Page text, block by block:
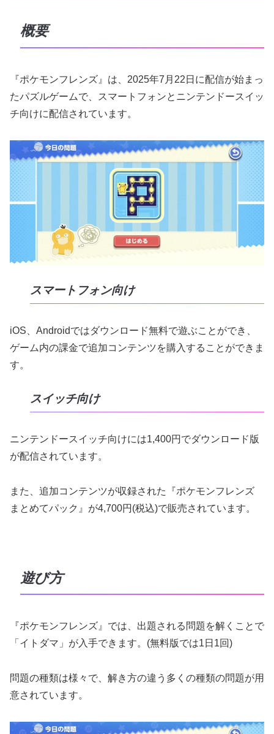
概要
『ポケモンフレンズ』は、2025年7月22日に配信が始まっ
たパズルゲームで、スマートフォンとニンテンドースイッ
チ向けに配信されています。
スマートフォン向け
iOS、Androidではダウンロード無料で遊ぶことができ、
ゲーム内の課金で追加コンテンツを購入することができま
す。
スイッチ向け
ニンテンドースイッチ向けには1,400円でダウンロード版
が配信されています。
また、追加コンテンツが収録された『ポケモンフレンズ
まとめてパック』が4,700円(税込)で販売されています。
遊び方
『ポケモンフレンズ』では、出題される問題を解くことで
「イトダマ」が入手できます。(無料版では1日1回)
問題の種類は様々で、解き方の違う多くの種類の問題が用
意されています。